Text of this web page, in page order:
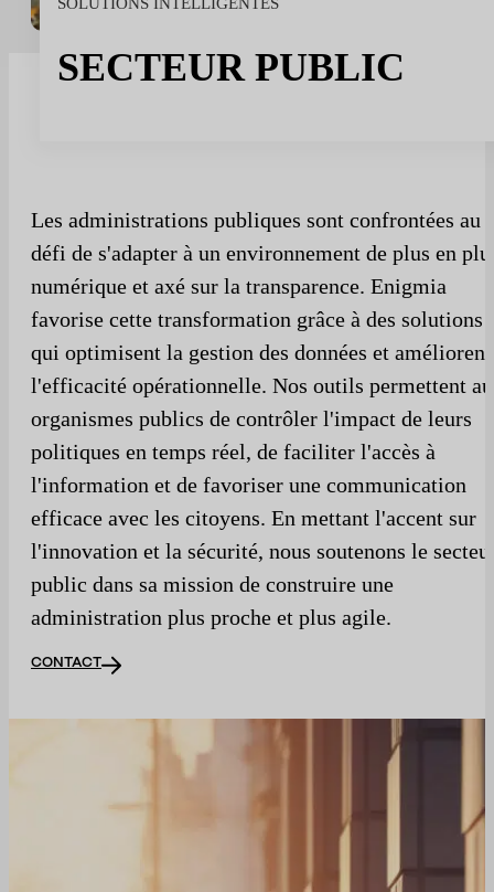
Le sport
Sport et talent
Médias et reportages
SECTEUR PUBLIC
Les administrations publiques sont confrontées au
défi de s'adapter à un environnement de plus en
numérique et axé sur la transparence. Enigmia
favorise cette transformation grâce à des solutions
qui optimisent la gestion des données et améliorent
l'efficacité opérationnelle. Nos outils permettent
organismes publics de contrôler l'impact de leurs
politiques en temps réel, de faciliter l'accès à
l'information et de favoriser une communication
efficace avec les citoyens. En mettant l'accent sur
l'innovation et la sécurité, nous soutenons le
public dans sa mission de construire une
administration plus proche et plus agile.
CONTACT